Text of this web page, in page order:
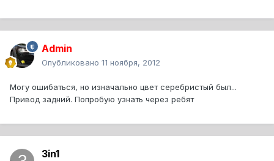
Admin
Опубликовано 11 ноября, 2012
Могу ошибаться, но изначально цвет серебристый был...
Привод задний. Попробую узнать через ребят
3in1